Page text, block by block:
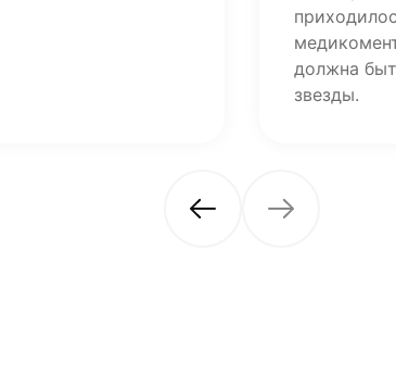
должна
звезды.